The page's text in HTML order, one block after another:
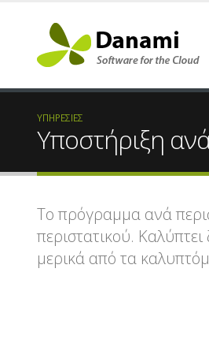
ΥΠΗΡΕΣΊΕΣ
Υποστήριξη
Το πρόγραμμα ανά
περιστατικού.
μερικά από τα